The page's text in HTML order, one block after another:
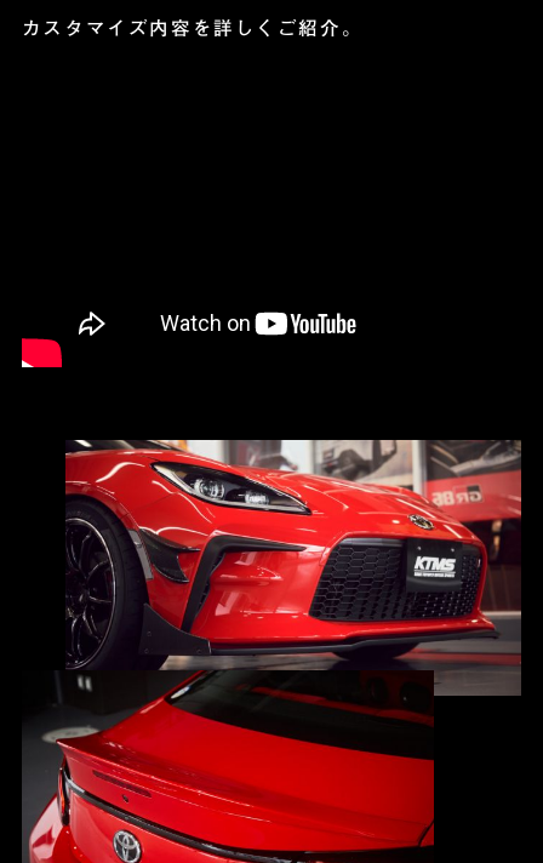
カスタマイズ内容を詳しくご紹介。